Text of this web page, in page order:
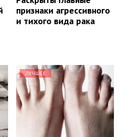
признаки агрессивного
и тихого вида рака
ЛУЧШЕЕ